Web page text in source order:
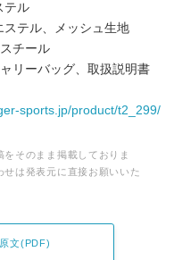
テル
ル、メッシュ生地
チール
リーバッグ、取扱説明書
sports.jp/product/t2_299/
そのまま掲載しておりま
は発表元に直接お願いいた
文(PDF)